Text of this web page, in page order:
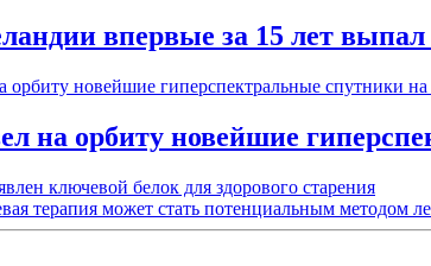
впервые за 15 лет выпал
на орбиту новейшие
ключевой белок для здорового старения
терапия может стать потенциальным методом